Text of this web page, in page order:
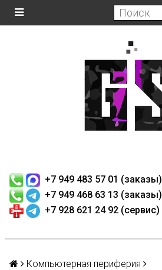
+7 949 483 57 01 (заказы)
+7 949 468 63 13 (заказы)
+7 928 621 24 92 (сервис)
Компьютерная периферия